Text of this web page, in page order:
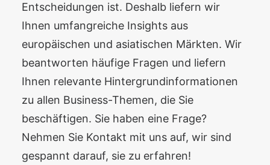
Entscheidungen ist. Deshalb liefern wir
Ihnen umfangreiche Insights aus
europäischen und asiatischen Märkten. Wir
beantworten häufige Fragen und liefern
Ihnen relevante Hintergrundinformationen
zu allen Business-Themen, die Sie
beschäftigen. Sie haben eine Frage?
Nehmen Sie Kontakt mit uns auf, wir sind
gespannt darauf, sie zu erfahren!